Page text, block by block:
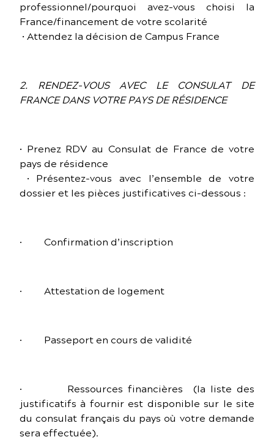
professionnel/pourquoi avez-vous choisi la
France/financement de votre scolarité
• Attendez la décision de Campus France
2. RENDEZ-VOUS AVEC LE CONSULAT DE
FRANCE DANS VOTRE PAYS DE RÉSIDENCE
• Prenez RDV au Consulat de France de votre
pays de résidence
• Présentez-vous avec l’ensemble de votre
dossier et les pièces justificatives ci-dessous :
· Confirmation d’inscription
· Attestation de logement
· Passeport en cours de validité
· Ressources financières (la liste des
justificatifs à fournir est disponible sur le site
du consulat français du pays où votre demande
sera effectuée).